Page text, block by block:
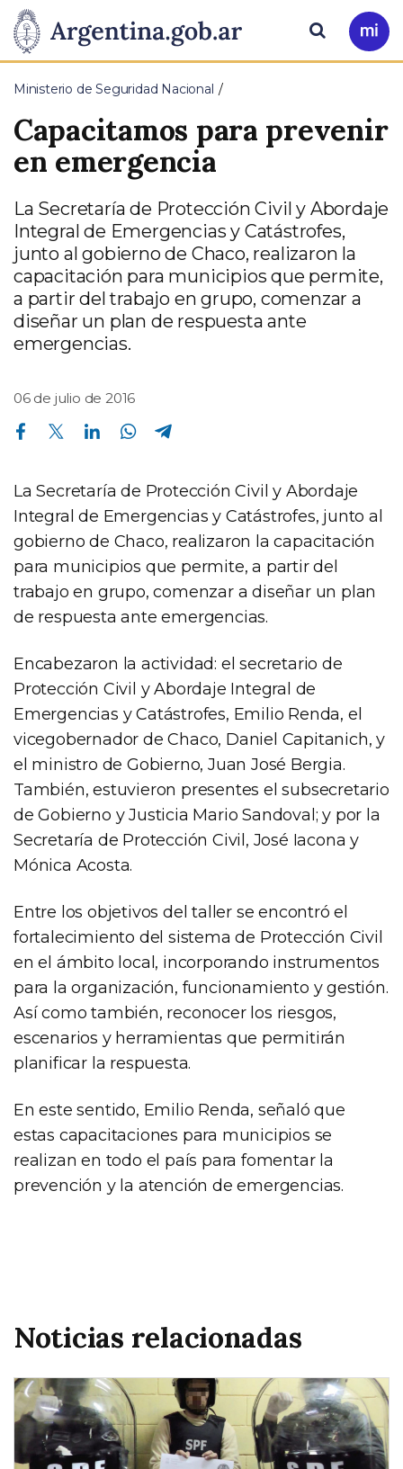
Presidencia
de
la
Nación
Pasar al contenido principal
Ir
a
Buscar
Ministerio de Seguridad Nacional
Capacitamos para prevenir
en emergencia
La Secretaría de Protección Civil y Abordaje
Integral de Emergencias y Catástrofes,
junto al gobierno de Chaco, realizaron la
capacitación para municipios que permite,
a partir del trabajo en grupo, comenzar a
diseñar un plan de respuesta ante
emergencias.
06 de julio de 2016
Compartir en Facebook Compartir en Twitter Compartir en Linkedin Compartir en Whatsapp
La Secretaría de Protección Civil y Abordaje
Integral de Emergencias y Catástrofes, junto al
gobierno de Chaco, realizaron la capacitación
para municipios que permite, a partir del
trabajo en grupo, comenzar a diseñar un plan
de respuesta ante emergencias.
Encabezaron la actividad: el secretario de
Protección Civil y Abordaje Integral de
Emergencias y Catástrofes, Emilio Renda, el
vicegobernador de Chaco, Daniel Capitanich, y
el ministro de Gobierno, Juan José Bergia.
También, estuvieron presentes el subsecretario
de Gobierno y Justicia Mario Sandoval; y por la
Secretaría de Protección Civil, José Iacona y
Mónica Acosta.
Entre los objetivos del taller se encontró el
fortalecimiento del sistema de Protección Civil
en el ámbito local, incorporando instrumentos
para la organización, funcionamiento y gestión.
Así como también, reconocer los riesgos,
escenarios y herramientas que permitirán
planificar la respuesta.
En este sentido, Emilio Renda, señaló que
estas capacitaciones para municipios se
realizan en todo el país para fomentar la
prevención y la atención de emergencias.
Noticias relacionadas